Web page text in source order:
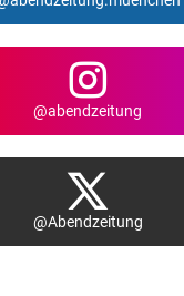
@abendzeitung
@Abendzeitung